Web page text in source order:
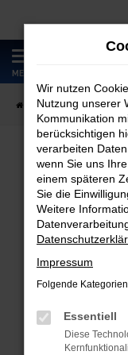
Zum
Hauptinhalt
springen
MENÜ
Startseite
Fehler:
Beim Laden
Hier sind ein
Wir nutzen
Nutzung unserer
Kommunikation
berücksichtigen
verarbeiten
wenn Sie uns
einem späteren
Sie die
Weitere
Impressum
Folgende
Essentiell
Diese